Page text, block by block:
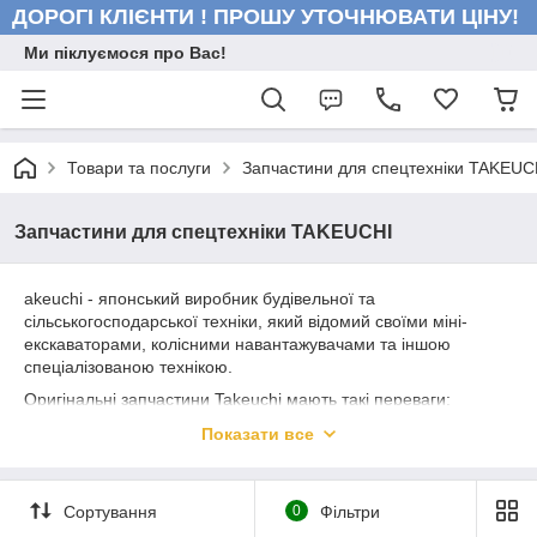
ДОРОГІ КЛІЄНТИ ! ПРОШУ УТОЧНЮВАТИ ЦІНУ!
Ми піклуємося про Вас!
Товари та послуги Запчастини для спецтехніки
Запчастини для спецтехніки TAKEUCHI
akeuchi - японський виробник будівельної та
сільськогосподарської техніки, який відомий своїми міні-
екскаваторами, колісними навантажувачами та іншою
спеціалізованою технікою.
Оригінальні запчастини Takeuchi мають такі переваги:
Якість та надійність: Запчастини від виробника
надійності. Вони розробляються з використанням
передових технологій та матеріалів, що забезпечує
довгий термін служби та надійну роботу вашої
Показати все
Сортування 0 Фільтри